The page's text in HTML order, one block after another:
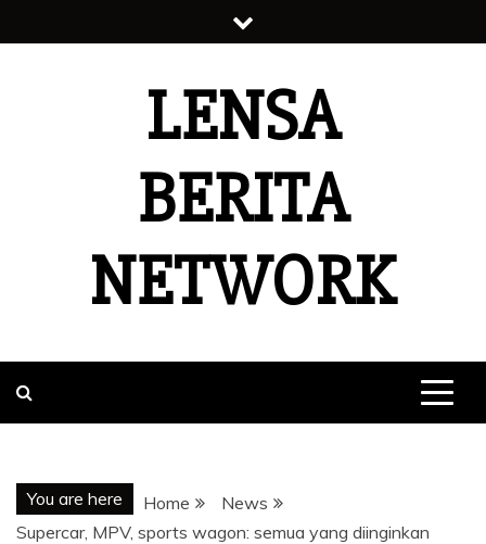
to
LENSA
BERITA
NETWORK
You are here Home
News
Supercar, MPV, sports wagon: semua yang diinginkan